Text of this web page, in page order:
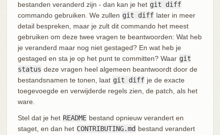
bestanden veranderd zijn - dan kan je het git diff
commando gebruiken. We zullen git diff later in meer
detail bespreken, maar je zult dit commando het meest
gebruiken om deze twee vragen te beantwoorden: Wat heb
je veranderd maar nog niet gestaged? En wat heb je
gestaged en sta je op het punt te committen? Waar git
status deze vragen heel algemeen beantwoordt door de
bestandsnamen te tonen, laat git diff je de exacte
toegevoegde en verwijderde regels zien, de patch, als het
ware.
Stel dat je het README bestand opnieuw verandert en
staget, en dan het CONTRIBUTING.md bestand verandert